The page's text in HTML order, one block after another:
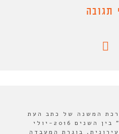
תגובה
המשנה של כתב העת
והפודקסט "אורבנולוגיה" בין השנים 2016-יולי
עירונית, בוגרת המעבדה